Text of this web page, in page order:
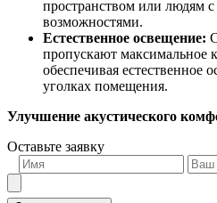
пространством или людям
возможностями.
Естественное освещение:
пропускают максимальное
обеспечивая естественное
уголках помещения.
Улучшение акустического
Оставьте заявку